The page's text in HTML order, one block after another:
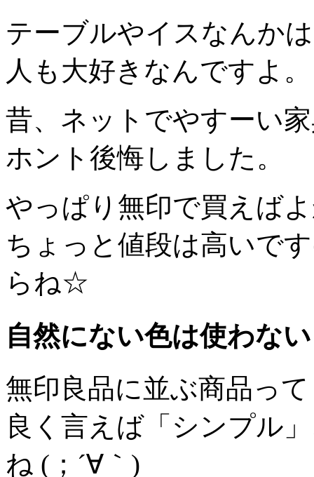
テーブルやイスなんか
人も大好きなんですよ。
昔、ネットでやすーい
ホント後悔しました。
やっぱり無印で買えば
ちょっと値段は高いで
らね☆
自然にない色は使わない
無印良品に並ぶ商品って
良く言えば「 シンプル
ね (；´∀｀)